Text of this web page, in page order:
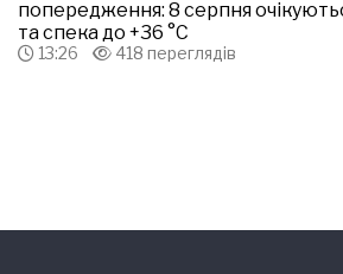
попередження: 8 серпня
та спека до +36 °С
13:26 418 переглядів